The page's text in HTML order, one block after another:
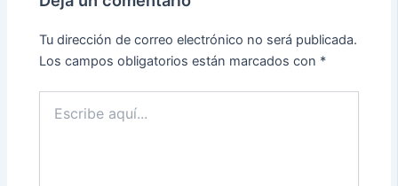
Tu dirección de correo electrónico no será publicada.
Los campos obligatorios están marcados con *
aquí...